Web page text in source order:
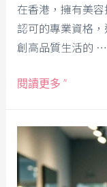
在香港，擁有美
認可的專業資格
創高品質生活的 …
閱讀更多 ”